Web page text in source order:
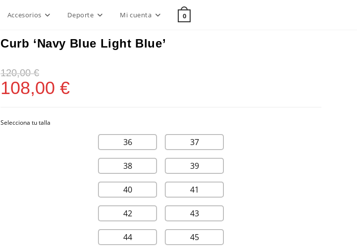
Accesorios Deporte Mi cuenta 0
Curb ‘Navy Blue Light Blue’
120,00€
108,00 €
36 37
38 39
40 41
42 43
44 45